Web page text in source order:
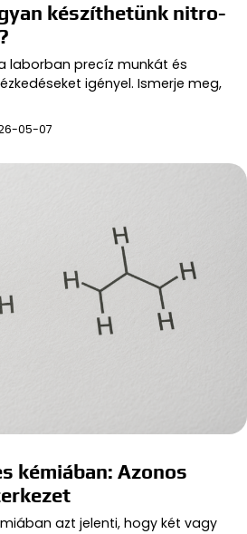
készíthetünk nitro-
laborban precíz munkát és
igényel. Ismerje meg,
05-07
kémiában: Azonos
azt jelenti, hogy két vagy